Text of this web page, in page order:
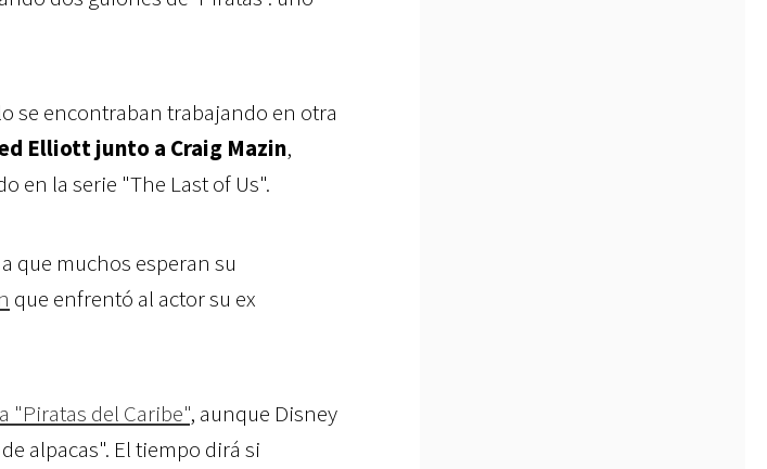
se encontraban trabajando en otra
Elliott junto a Craig Mazin,
en la serie "The Last of Us".
que muchos esperan su
que enfrentó al actor su ex
"Piratas del Caribe", aunque Disney
alpacas". El tiempo dirá si